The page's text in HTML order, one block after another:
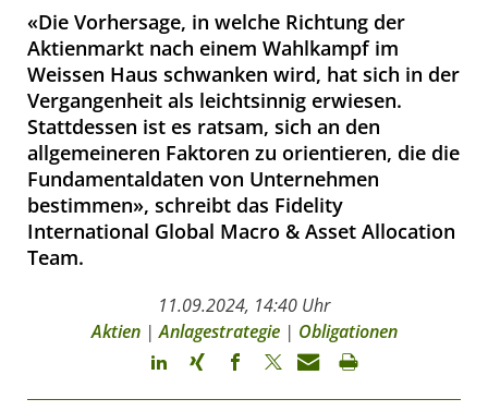
«Die Vorhersage, in welche Richtung der
Aktienmarkt nach einem Wahlkampf im
Weissen Haus schwanken wird, hat sich in der
Vergangenheit als leichtsinnig erwiesen.
Stattdessen ist es ratsam, sich an den
allgemeineren Faktoren zu orientieren, die die
Fundamentaldaten von Unternehmen
bestimmen», schreibt das Fidelity
International Global Macro & Asset Allocation
Team.
11.09.2024, 14:40 Uhr
Aktien|Anlagestrategie| Obligationen